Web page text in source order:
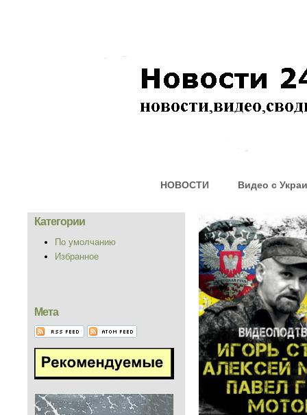
НОВОСТИ Видео с
Категории
По умолчанию
Избранное
Мета